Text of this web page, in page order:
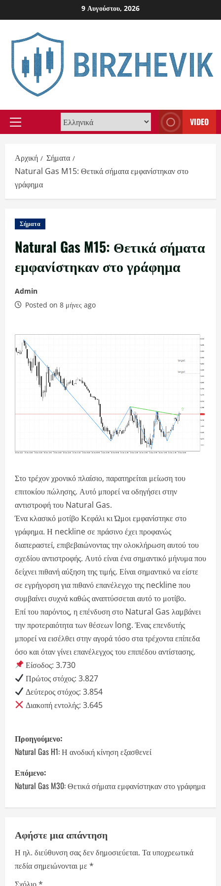
to
9 Αυγούστου, 2026
Primary
VIDEO
Αρχική
Σήματα
Natural Gas M15: Θετικά σήματα εμφανίστηκαν στο
γράφημα
Σήματα
Natural Gas M15: Θετικά σήματα
εμφανίστηκαν στο γράφημα
Admin
Posted on 8 μήνες ago
Στο τρέχον χρονικό πλαίσιο, παρατηρείται μείωση του
επιτοκίου πώλησης. Αυτό μπορεί να οδηγήσει στην
αντιστροφή του Natural Gas.
Ένα κλασικό μοτίβο Κεφάλι κι Ώμοι εμφανίστηκε στο
γράφημα. Η neckline σε πράσινο έχει προφανώς
διαπεραστεί, επιβεβαιώνοντας την ολοκλήρωση αυτού του
σχεδίου αντιστροφής. Αυτό είναι ένα σημαντικό μήνυμα που
δείχνει πιθανή αύξηση της τιμής. Είναι σημαντικό να είστε
σε εγρήγορση για πιθανό επανέλεγχο της neckline που
συμβαίνει συχνά καθώς αναπτύσσεται αυτό το μοτίβο.
Επί του παρόντος, η επένδυση στο Natural Gas λαμβάνει
την προτεραιότητα των θέσεων long. Ένας επενδυτής
μπορεί να εισέλθει στην αγορά τόσο στα τρέχοντα επίπεδα
όσο και όταν γίνει επανέλεγχος του επιπέδου αντίστασης.
Είσοδος: 3.730
Πρώτος στόχος: 3.827
Δεύτερος στόχος: 3.854
Διακοπή εντολής: 3.645
P
o
s
t
a
v
i
Προηγούμενο:
Natural Gas H1: Η ανοδική κίνηση εξασθενεί
Επόμενο:
Natural Gas M30: Θετικά σήματα εμφανίστηκαν στο γράφημα
Αφήστε μια απάντηση
Η ηλ. διεύθυνση σας δεν δημοσιεύεται. Τα υποχρεωτικά
πεδία σημειώνονται με *